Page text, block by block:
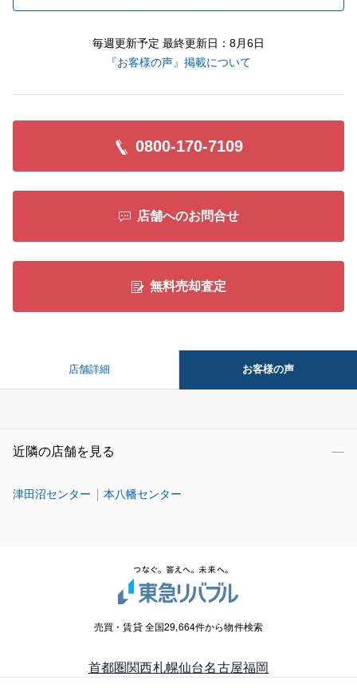
毎週更新予定 最終更新日：8月6日
『お客様の声』掲載について
0800-170-7109
店舗へのお問合せ
無料売却査定
店舗詳細 お客様の声
近隣の店舗を見る
津田沼センター 本八幡センター
売買・賃貸 全国29,664件から物件検索
首都圏関西札幌仙台名古屋福岡